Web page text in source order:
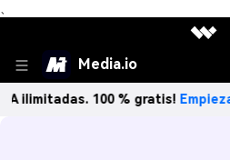
、
Media.io
100 % gratis!Empieza gratis→